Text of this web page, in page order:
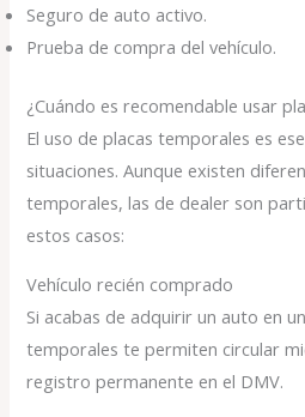
Seguro de auto activo.
Prueba de compra del vehículo.
¿Cuándo es recomendable usar
El uso de placas temporales es
situaciones. Aunque existen
temporales, las de dealer son
estos casos:
Vehículo recién comprado
Si acabas de adquirir un auto en
temporales te permiten circular
registro permanente en el DMV.